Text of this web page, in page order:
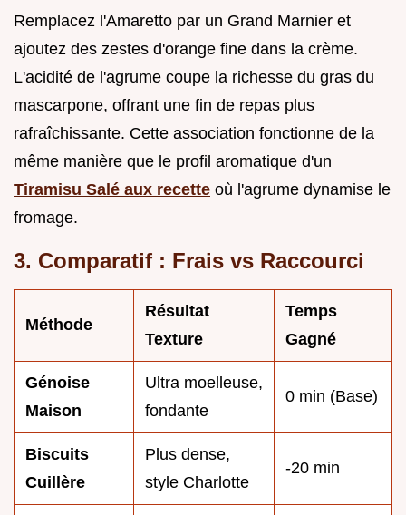
Remplacez l'Amaretto par un Grand Marnier et
ajoutez des zestes d'orange fine dans la crème.
L'acidité de l'agrume coupe la richesse du gras du
mascarpone, offrant une fin de repas plus
rafraîchissante. Cette association fonctionne de la
même manière que le profil aromatique d'un
Tiramisu Salé aux recette où l'agrume dynamise le
fromage.
3. Comparatif : Frais vs Raccourci
Méthode
Résultat
Texture
Temps
Gagné
Génoise
Maison
Ultra moelleuse,
fondante
0 min (Base)
Biscuits
Cuillère
Plus dense,
style Charlotte
-20 min